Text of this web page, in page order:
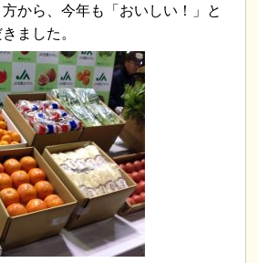
から、今年も「おいしい！」と
ました。